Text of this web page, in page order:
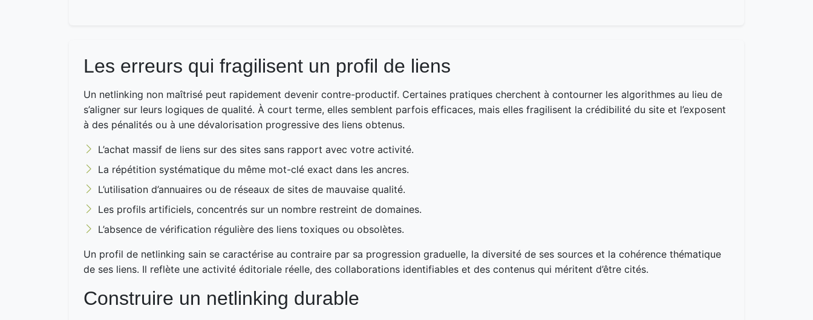
Les erreurs qui fragilisent un profil de liens
Un netlinking non maîtrisé peut rapidement devenir contre-productif. Certaines pratiques cherchent à contourner les algorithmes au lieu de
s’aligner sur leurs logiques de qualité. À court terme, elles semblent parfois efficaces, mais elles fragilisent la crédibilité du site et l’exposent
à des pénalités ou à une dévalorisation progressive des liens obtenus.
L’achat massif de liens sur des sites sans rapport avec votre activité.
La répétition systématique du même mot-clé exact dans les ancres.
L’utilisation d’annuaires ou de réseaux de sites de mauvaise qualité.
Les profils artificiels, concentrés sur un nombre restreint de domaines.
L’absence de vérification régulière des liens toxiques ou obsolètes.
Un profil de netlinking sain se caractérise au contraire par sa progression graduelle, la diversité de ses sources et la cohérence thématique
de ses liens. Il reflète une activité éditoriale réelle, des collaborations identifiables et des contenus qui méritent d’être cités.
Construire un netlinking durable